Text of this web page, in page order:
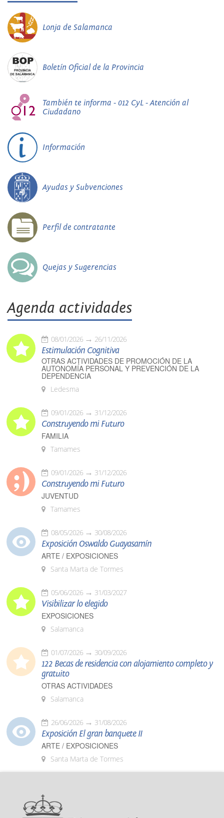
Lonja de Salamanca
Boletín Oficial de la Provincia
También te informa - 012 CyL - Atención al
Ciudadano
Información
Ayudas y Subvenciones
Perfil de contratante
Quejas y Sugerencias
Agenda actividades
08/01/2026 26/11/2026
Estimulación Cognitiva
OTRAS ACTIVIDADES DE PROMOCIÓN DE LA
AUTONOMÍA PERSONAL Y PREVENCIÓN DE LA
DEPENDENCIA
Ledesma
09/01/2026 31/12/2026
Construyendo mi Futuro
FAMILIA
Tamames
09/01/2026 31/12/2026
Construyendo mi Futuro
JUVENTUD
Tamames
08/05/2026 30/08/2026
Exposición Oswaldo Guayasamín
ARTE / EXPOSICIONES
Santa Marta de Tormes
05/06/2026 31/03/2027
Visibilizar lo elegido
EXPOSICIONES
Salamanca
01/07/2026 30/09/2026
122 Becas de residencia con alojamiento completo y
gratuito
OTRAS ACTIVIDADES
Salamanca
26/06/2026 31/08/2026
Exposición El gran banquete II
ARTE / EXPOSICIONES
Santa Marta de Tormes